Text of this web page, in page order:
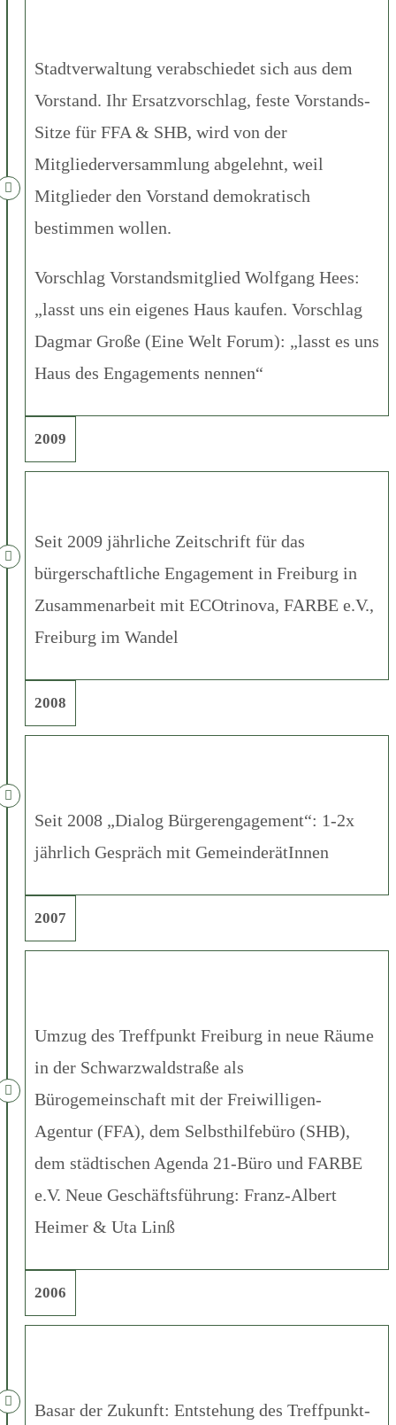
Stadtverwaltung verabschiedet sich aus dem
Vorstand. Ihr Ersatzvorschlag, feste Vorstands-
Sitze für FFA & SHB, wird von der
Mitgliederversammlung abgelehnt, weil
Mitglieder den Vorstand demokratisch
bestimmen wollen.
Vorschlag Vorstandsmitglied Wolfgang Hees:
„lasst uns ein eigenes Haus kaufen. Vorschlag
Dagmar Große (Eine Welt Forum): „lasst es uns
Haus des Engagements nennen“
Seit 2009 jährliche Zeitschrift für das
bürgerschaftliche Engagement in Freiburg in
Zusammenarbeit mit ECOtrinova, FARBE e.V.,
Freiburg im Wandel
2009
Seit 2008 „Dialog Bürgerengagement“: 1-2x
jährlich Gespräch mit GemeinderätInnen
2008
Umzug des Treffpunkt Freiburg in neue Räume
in der Schwarzwaldstraße als
Bürogemeinschaft mit der Freiwilligen-
Agentur (FFA), dem Selbsthilfebüro (SHB),
dem städtischen Agenda 21-Büro und FARBE
e.V. Neue Geschäftsführung: Franz-Albert
Heimer & Uta Linß
2007
Basar der Zukunft: Entstehung des Treffpunkt-
2006